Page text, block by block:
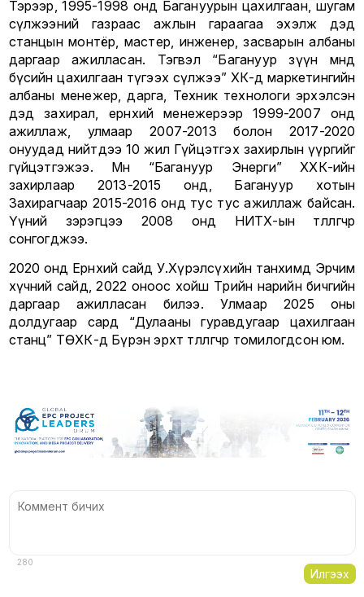
Тэрээр, 1995-1998 онд Багануурын цахилгаан, шугам
сүлжээний газраас ажлын гараагаа эхэлж дэд
станцын монтёр, мастер, инженер, засварын албаны
даргаар ажилласан. Тэгвэл “Багануур зүүн өмнөд
бүсийн цахилгаан түгээх сүлжээ” ХК-д маркетингийн
албаны менежер, дарга, Техник технологи эрхэлсэн
дэд захирал, ерөнхий менежерээр 1999-2007 онд
ажиллаж, улмаар 2007-2013 болон 2017-2020
онуудад нийтдээ 10 жил Гүйцэтгэх захирлын үүргийг
гүйцэтгэжээ. Мөн “Багануур Энерги” ХХК-ийн
захирлаар 2013-2015 онд, Багануур хотын
Захирагчаар 2015-2016 онд тус тус ажиллаж байсан.
Үүний зэрэгцээ 2008 онд НИТХ-ын төлөөлөгчөөр
сонгогджээ.
2020 онд Ерөнхий сайд У.Хүрэлсүхийн танхимд Эрчим
хүчний сайд, 2022 оноос хойш Төрийн нарийн бичгийн
даргаар ажилласан билээ. Улмаар 2025 оны
долдугаар сард “Дулааны гуравдугаар цахилгаан
станц” ТӨХК-д Бүрэн эрхт төлөөлөгчөөр томилогдсон юм.
280
Илгээх